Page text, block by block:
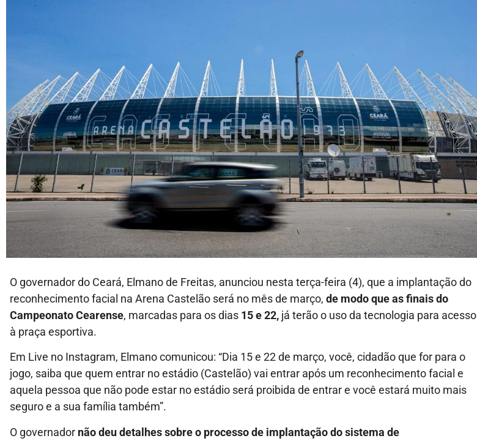
O governador do Ceará, Elmano de Freitas, anunciou nesta terça-feira (4), que a implantação do
reconhecimento facial na Arena Castelão será no mês de março, de modo que as finais do
Campeonato Cearense, marcadas para os dias 15 e 22, já terão o uso da tecnologia para acesso
à praça esportiva.
Em Live no Instagram, Elmano comunicou: “Dia 15 e 22 de março, você, cidadão que for para o
jogo, saiba que quem entrar no estádio (Castelão) vai entrar após um reconhecimento facial e
aquela pessoa que não pode estar no estádio será proibida de entrar e você estará muito mais
seguro e a sua família também”.
O governador não deu detalhes sobre o processo de implantação do sistema de